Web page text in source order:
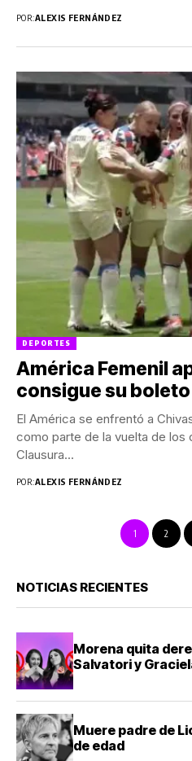
POR:ALEXIS FERNÁNDEZ
DEPORTES
América Femenil
consigue su
El América se enfrentó a
como parte de la vuelta de los
Clausura...
POR:ALEXIS FERNÁNDEZ
1 2
NOTICIAS RECIENTES
Morena quita
Salvatori y
Muere padre de
de edad